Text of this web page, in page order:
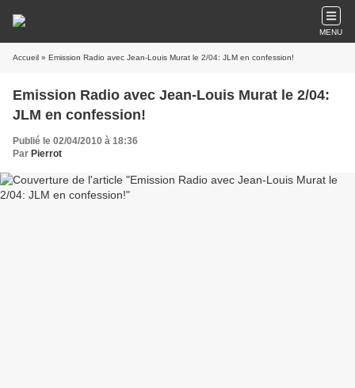
MENU
Accueil » Emission Radio avec Jean-Louis Murat le 2/04: JLM en confession!
Emission Radio avec Jean-Louis Murat le 2/04:
JLM en confession!
Publié le 02/04/2010 à 18:36
Par Pierrot